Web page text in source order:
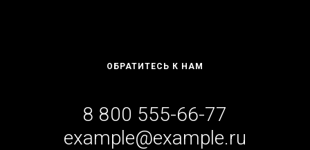
ОБРАТИТЕСЬ К НАМ
8 800 555-66-77
example@example.ru